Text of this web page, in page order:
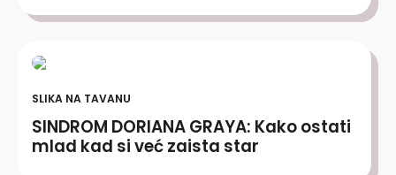
SLIKA NA TAVANU
SINDROM DORIANA GRAYA: Kako ostati
mlad kad si već zaista star